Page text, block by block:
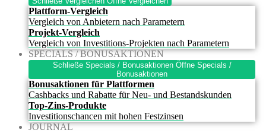
Plattform-Vergleich
Vergleich von Anbietern nach Parametern
Projekt-Vergleich
Vergleich von Investitions-Projekten nach Parametern
SPECIALS / BONUSAKTIONEN
Schließe Specials / Bonusaktionen Öffne Specials /
Bonusaktionen
Bonusaktionen für Plattformen
Cashbacks und Rabatte für Neu- und Bestandskunden
Top-Zins-Produkte
Investitionschancen mit hohen Festzinsen
JOURNAL